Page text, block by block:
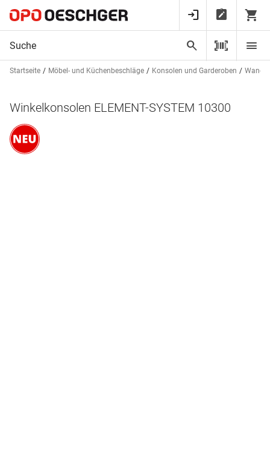
Startseite Möbel- und Küchenbeschläge Konsolen und Garderoben
Winkelkonsolen ELEMENT-SYSTEM 10300